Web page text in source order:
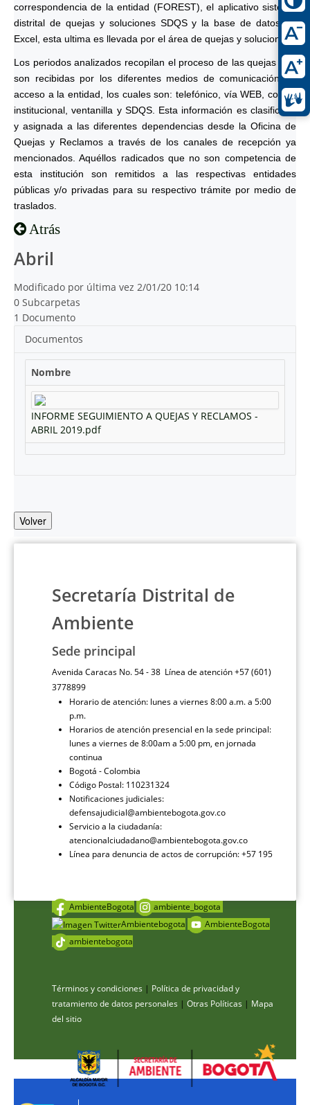
correspondencia de la entidad (FOREST), el aplicativo sistema
distrital de quejas y soluciones SDQS y la base de datos en
Excel, esta ultima es llevada por el área de quejas y soluciones.
Los periodos analizados recopilan el proceso de las quejas que
son recibidas por los diferentes medios de comunicación de
acceso a la entidad, los cuales son: telefónico, vía WEB, correo
institucional, ventanilla y SDQS. Esta información es clasificada
y asignada a las diferentes dependencias desde la Oficina de
Quejas y Reclamos a través de los canales de recepción ya
mencionados. Aquéllos radicados que no son competencia de
esta institución son remitidos a las respectivas entidades
públicas y/o privadas para su respectivo trámite por medio de
traslados.
Atrás
Abril
Modificado por última vez 2/01/20 10:14
0 Subcarpetas
1 Documento
Documentos
Nombre
INFORME SEGUIMIENTO A QUEJAS Y RECLAMOS -
ABRIL 2019.pdf
Volver
Secretaría Distrital de
Ambiente
Sede principal
Avenida Caracas No. 54 - 38 Línea de atención +57 (601)
3778899
Horario de atención: lunes a viernes 8:00 a.m. a 5:00
p.m.
Horarios de atención presencial en la sede principal:
lunes a viernes de 8:00am a 5:00 pm, en jornada
continua
Bogotá - Colombia
Código Postal: 110231324
Notificaciones judiciales:
defensajudicial@ambientebogota.gov.co
Servicio a la ciudadanía:
atencionalciudadano@ambientebogota.gov.co
Línea para denuncia de actos de corrupción: +57 195
AmbienteBogota
ambiente_bogota
Ambientebogota
AmbienteBogota
ambientebogota
Términos y condiciones | Política de privacidad y
tratamiento de datos personales | Otras Políticas | Mapa
del sitio